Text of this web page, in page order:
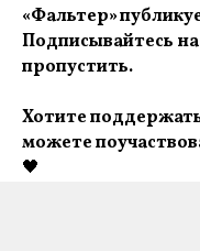
«Фальтер»
Подписывайтесь на
пропустить.
Хотите
можете
🖤